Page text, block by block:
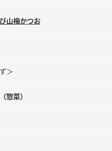
山梅かつお
＞
惣菜）